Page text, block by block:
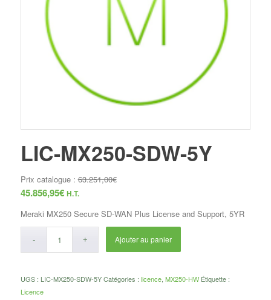
LIC-MX250-SDW-5Y
Prix catalogue :63.251,00€
45.856,95€ H.T.
Meraki MX250 Secure SD-WAN Plus License and Support, 5YR
Ajouter au panier
UGS : LIC-MX250-SDW-5Y Catégories : licence, MX250-HW Étiquette :
Licence